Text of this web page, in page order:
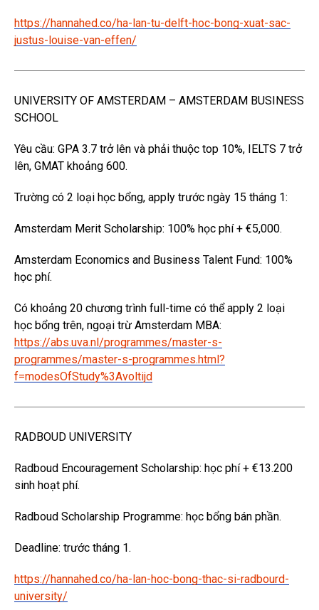
https://hannahed.co/ha-lan-tu-delft-hoc-bong-xuat-sac-
justus-louise-van-effen/
UNIVERSITY OF AMSTERDAM – AMSTERDAM BUSINESS
SCHOOL
Yêu cầu: GPA 3.7 trở lên và phải thuộc top 10%, IELTS 7 trở
lên, GMAT khoảng 600.
Trường có 2 loại học bổng, apply trước ngày 15 tháng 1:
Amsterdam Merit Scholarship: 100% học phí + €5,000.
Amsterdam Economics and Business Talent Fund: 100%
học phí.
Có khoảng 20 chương trình full-time có thể apply 2 loại
học bổng trên, ngoại trừ Amsterdam MBA:
https://abs.uva.nl/programmes/master-s-
programmes/master-s-programmes.html?
f=modesOfStudy%3Avoltijd
RADBOUD UNIVERSITY
Radboud Encouragement Scholarship: học phí + €13.200
sinh hoạt phí.
Radboud Scholarship Programme: học bổng bán phần.
Deadline: trước tháng 1.
https://hannahed.co/ha-lan-hoc-bong-thac-si-radbourd-
university/